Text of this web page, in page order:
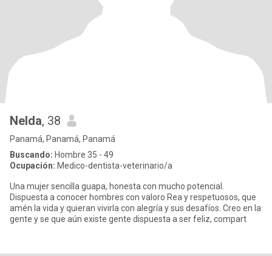
Nelda, 38
Panamá, Panamá, Panamá
Buscando: Hombre 35 - 49
Ocupación: Medico-dentista-veterinario/a
Una mujer sencilla guapa, honesta con mucho potencial.
Dispuesta a conocer hombres con valoro Rea y respetuosos, que
amén la vida y quieran vivirla con alegría y sus desafíos. Creo en la
gente y se que aún existe gente dispuesta a ser feliz, compart